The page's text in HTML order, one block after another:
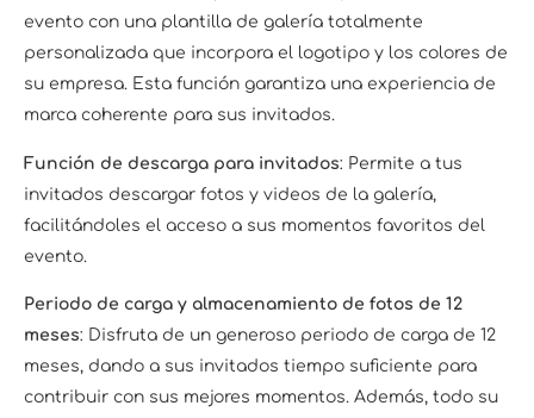
evento con una plantilla de galería totalmente
personalizada que incorpora el logotipo y los colores de
su empresa. Esta función garantiza una experiencia de
marca coherente para sus invitados.
Función de descarga para invitados: Permite a tus
invitados descargar fotos y videos de la galería,
facilitándoles el acceso a sus momentos favoritos del
evento.
Periodo de carga y almacenamiento de fotos de 12
meses: Disfruta de un generoso periodo de carga de 12
meses, dando a sus invitados tiempo suficiente para
contribuir con sus mejores momentos. Además, todo su